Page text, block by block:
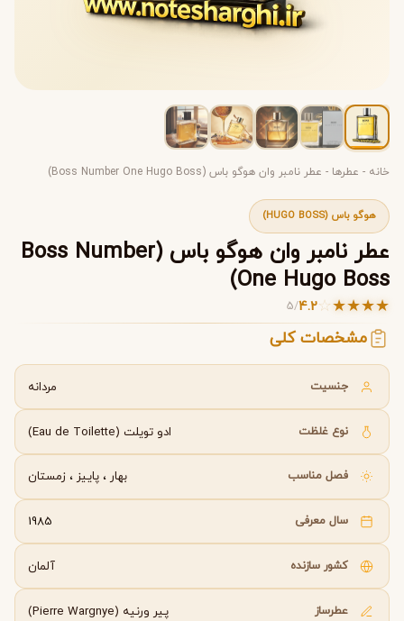
خانه - عطرها - عطر نامبر وان هوگو باس (Boss Number One Hugo Boss)
هوگو باس (HUGO BOSS)
عطر نامبر وان هوگو باس (Boss Number
One Hugo Boss)
★
★
★
★
☆
4.2
/
5
مشخصات کلی
جنسیت مردانه
نوع غلظت ادو تویلت (Eau de Toilette)
فصل مناسب بهار ، پاییز ، زمستان
سال معرفی 1985
کشور سازنده آلمان
عطرساز پیر ورنیه (Pierre Wargnye)